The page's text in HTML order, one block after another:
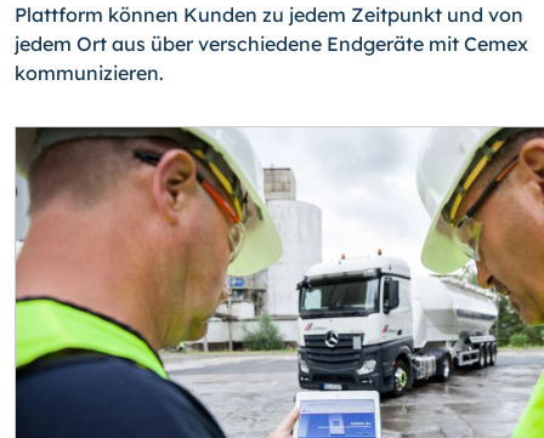
Plattform können Kunden zu jedem Zeitpunkt und von
jedem Ort aus über verschiedene Endgeräte mit Cemex
kommunizieren.